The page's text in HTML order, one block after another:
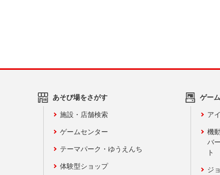
あそび場をさがす
施設・店舗検索
ゲームセンター
テーマパーク・ゆうえんち
体験型ショップ
ゲー
ア
機
バ
ト
ジ